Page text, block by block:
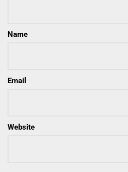
Name
Email
Website